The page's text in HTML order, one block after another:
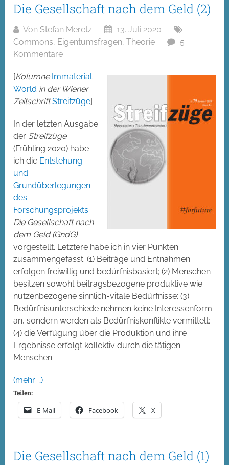
Die Gesellschaft nach dem Geld (2)
Von Stefan Meretz
13. Juli 2020
Commons, Eigentumsfragen,Theorie
5
Kommentare
[Kolumne Immaterial
World in der Wiener
Zeitschrift Streifzüge]
In der letzten Ausgabe
der Streifzüge
(Frühling 2020) habe
ich die Entstehung
und
Grundüberlegungen
des
Forschungsprojekts
Die Gesellschaft nach
dem Geld (GndG)
vorgestellt. Letztere habe ich in vier Punkten
zusammengefasst: (1) Beiträge und Entnahmen
erfolgen freiwillig und bedürfnisbasiert; (2) Menschen
besitzen sowohl beitragsbezogene produktive wie
nutzenbezogene sinnlich-vitale Bedürfnisse; (3)
Bedürfnisunterschiede nehmen keine Interessenform
an, sondern werden als Bedürfniskonflikte vermittelt;
(4) die Verfügung über die Produktion und ihre
Ergebnisse erfolgt kollektiv durch die tätigen
Menschen.
(mehr …)
Teilen:
E-Mail Facebook X
Die Gesellschaft nach dem Geld (1)